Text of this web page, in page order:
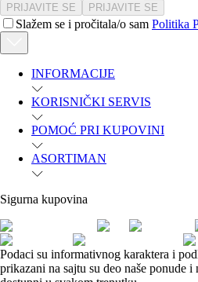
PRIJAVITE SE PRIJAVITE SE
Slažem se i pročitala/o sam Politika
INFORMACIJE
KORISNIČKI SERVIS
POMOĆ PRI KUPOVINI
ASORTIMAN
Sigurna kupovina
Podaci su informativnog karaktera i
prikazani na sajtu su deo naše ponude i